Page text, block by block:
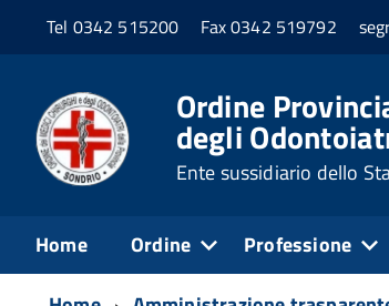
Tel 0342 515200 Fax 0342 519792
Ordine
degli
Ente sussidiario dello
Home Ordine Professione